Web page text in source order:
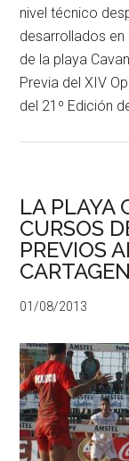
nivel técnico
desarrollados
de la playa
Previa del XIV
del 21º Edición
LA PLAYA
CURSOS
PREVIOS
01/08/2013